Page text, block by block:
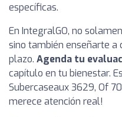
específicas.
En IntegralGO, no
sino también enseñarte a
plazo. Agenda tu
capítulo en tu bienestar.
Subercaseaux 3629, Of
merece atención real!